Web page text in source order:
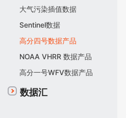
大气污染插值数据
Sentinel数据
高分四号数据产品
NOAA VHRR 数据产品
高分一号WFV数据产品
数据汇